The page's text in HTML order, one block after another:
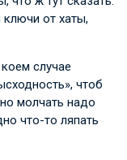
от хаты,
случае
чтоб
молчать надо
что-то ляпать